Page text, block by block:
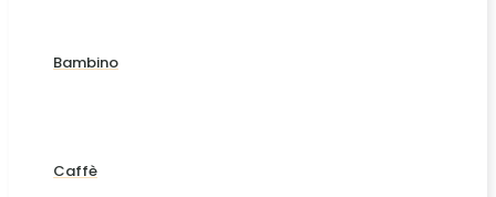
Bambino
Caffè